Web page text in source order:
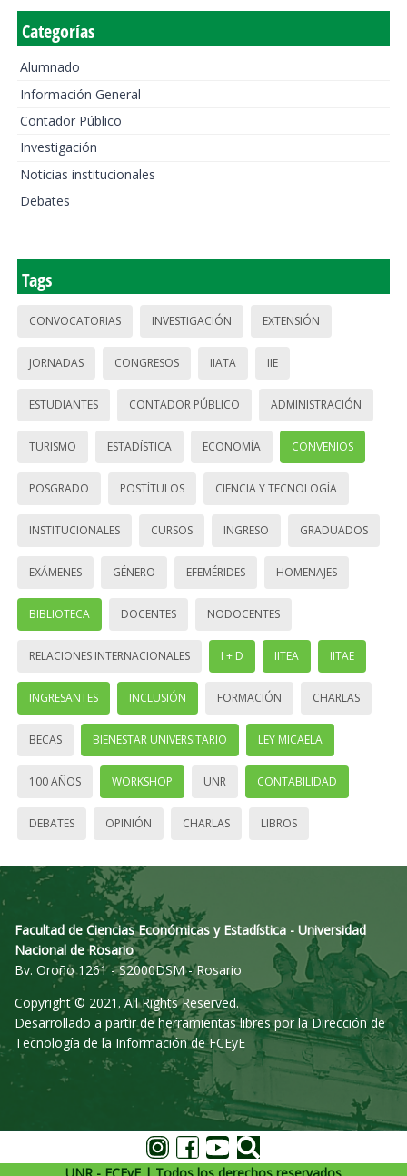
Categorías
Alumnado
Información General
Contador Público
Investigación
Noticias institucionales
Debates
Tags
CONVOCATORIAS INVESTIGACIÓN EXTENSIÓN
JORNADAS CONGRESOS IIATA IIE
ESTUDIANTES CONTADOR PÚBLICO ADMINISTRACIÓN
TURISMO ESTADÍSTICA ECONOMÍA CONVENIOS
POSGRADO POSTÍTULOS CIENCIA Y TECNOLOGÍA
INSTITUCIONALES CURSOS INGRESO GRADUADOS
EXÁMENES GÉNERO EFEMÉRIDES HOMENAJES
BIBLIOTECA DOCENTES NODOCENTES
RELACIONES INTERNACIONALES I + D IITEA IITAE
INGRESANTES INCLUSIÓN FORMACIÓN CHARLAS
BECAS BIENESTAR UNIVERSITARIO LEY MICAELA
100 AÑOS WORKSHOP UNR CONTABILIDAD
DEBATES OPINIÓN CHARLAS LIBROS
Facultad de Ciencias Económicas y Estadística - Universidad
Nacional de Rosario
Bv. Oroño 1261 - S2000DSM - Rosario
Copyright © 2021. All Rights Reserved.
Desarrollado a partir de herramientas libres por la Dirección de
Tecnología de la Información de FCEyE